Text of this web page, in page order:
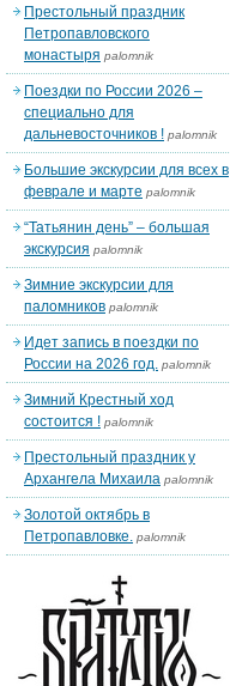
Престольный праздник
Петропавловского
монастыря palomnik
Поездки по России 2026 –
специально для
дальневосточников ! palomnik
Большие экскурсии для всех в
феврале и марте palomnik
“Татьянин день” – большая
экскурсия palomnik
Зимние экскурсии для
паломников palomnik
Идет запись в поездки по
России на 2026 год. palomnik
Зимний Крестный ход
состоится ! palomnik
Престольный праздник у
Архангела Михаила palomnik
Золотой октябрь в
Петропавловке. palomnik